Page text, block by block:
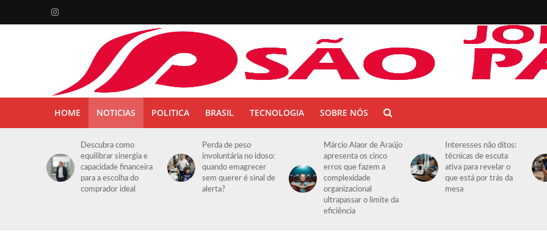
HOME NOTICIAS POLITICA BRASIL TECNOLOGIA SOBRE NÓS
Descubra como
equilibrar sinergia e
capacidade financeira
para a escolha do
comprador ideal
Perda de peso
involuntária no idoso:
quando emagrecer
sem querer é sinal de
alerta?
Márcio Alaor de Araújo
apresenta os cinco
erros que fazem a
complexidade
organizacional
ultrapassar o limite da
eficiência
Interesses não ditos:
técnicas de escuta
ativa para revelar o
que está por trás da
mesa